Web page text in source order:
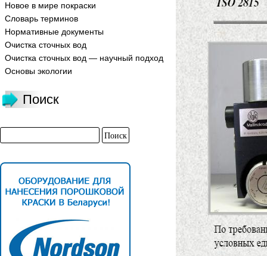
Новое в мире покраски
Словарь терминов
Нормативные документы
Очистка сточных вод
Очистка сточных вод — научный подход
Основы экологии
Поиск